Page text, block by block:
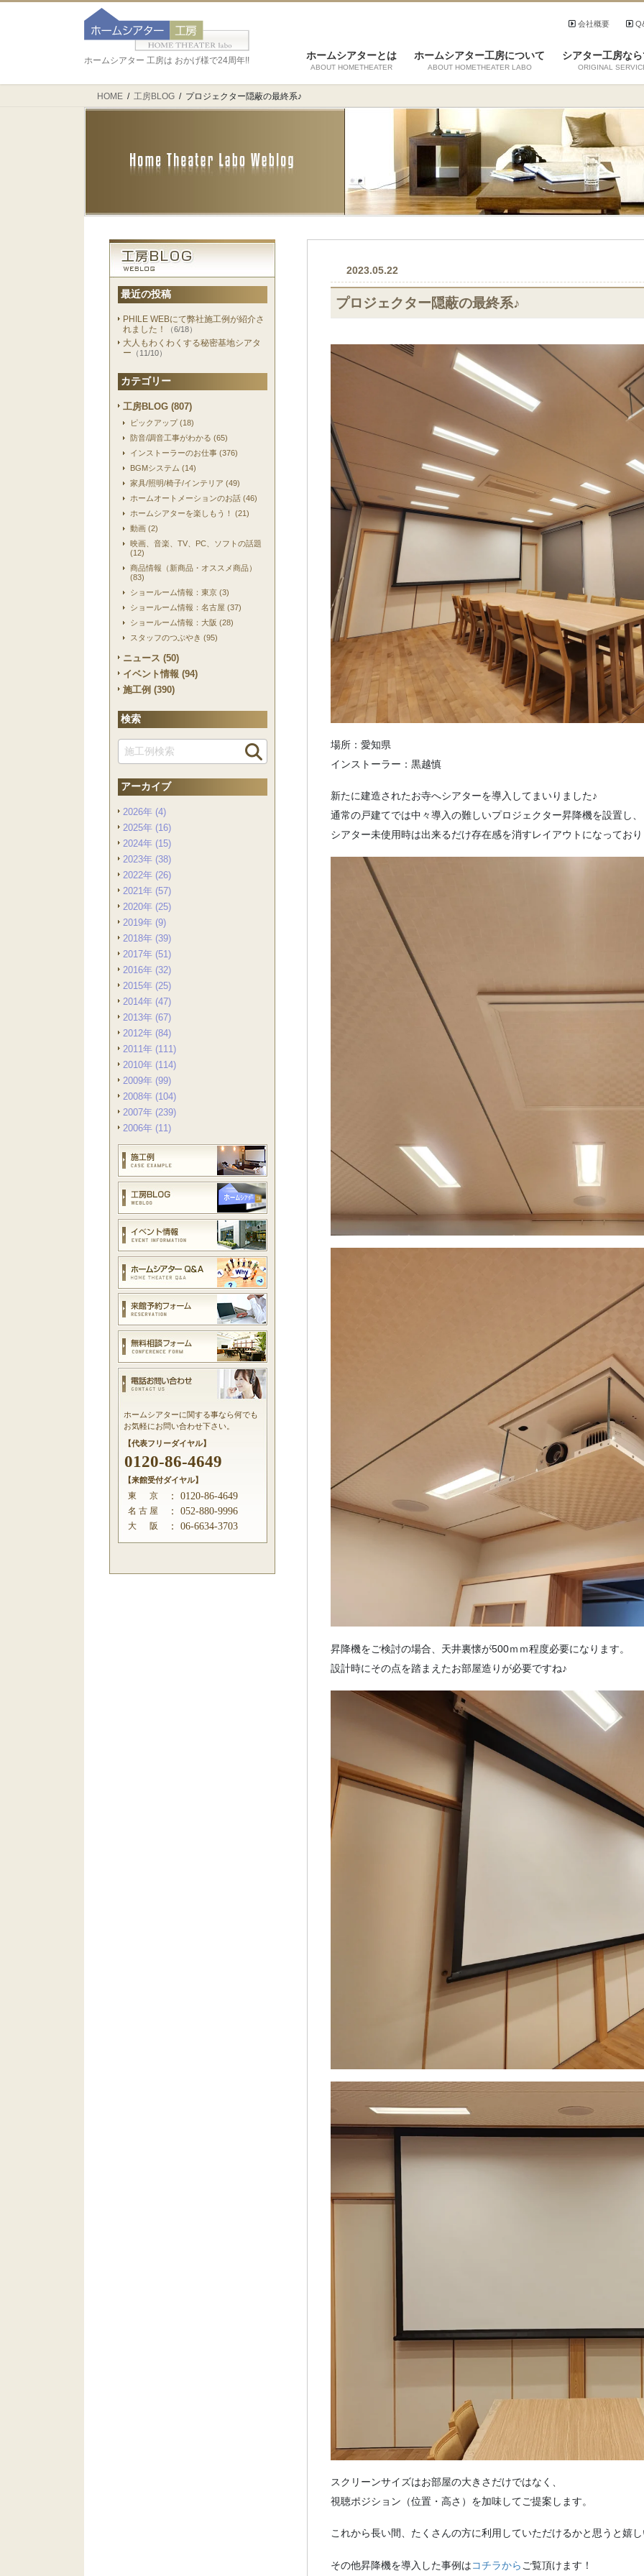
会社概要
ホームシアター 工房は おかげ様で24周年!! ホームシアターとは
ABOUT HOMETHEATER
ホームシアター工房について
ABOUT HOMETHEATER LABO
シアター工房な
ORIGINAL
HOME 工房BLOG プロジェクター隠蔽の最終系♪
最近の投稿
PHILE WEBにて弊社施工例が紹介さ
れました！
（6/18）
大人もわくわくする秘密基地シアタ
ー （11/10）
カテゴリー
工房BLOG (807)
ピックアップ (18)
防音/調音工事がわかる (65)
インストーラーのお仕事 (376)
BGMシステム (14)
家具/照明/椅子/インテリア (49)
ホームオートメーションのお話 (46)
ホームシアターを楽しもう！ (21)
動画 (2)
映画、音楽、TV、PC、ソフトの話題
(12)
商品情報（新商品・オススメ商品）
(83)
ショールーム情報：東京 (3)
ショールーム情報：名古屋 (37)
ショールーム情報：大阪 (28)
スタッフのつぶやき (95)
ニュース (50)
イベント情報 (94)
施工例 (390)
検索
アーカイブ
2026年 (4)
2025年 (16)
2024年 (15)
2023年 (38)
2022年 (26)
2021年 (57)
2020年 (25)
2019年 (9)
2018年 (39)
2017年 (51)
2016年 (32)
2015年 (25)
2014年 (47)
2013年 (67)
2012年 (84)
2011年 (111)
2010年 (114)
2009年 (99)
2008年 (104)
2007年 (239)
2006年 (11)
ホームシアターに関する事なら何でも
お気軽にお問い合わせ下さい。
【代表フリーダイヤル】
0120-86-4649
【来館受付ダイヤル】
東 京 ： 0120-86-4649
名 古 屋 ： 052-880-9996
大 阪 ： 06-6634-3703
2023.05.22
プロジェクター隠蔽の最終系♪
場所：愛知県
インストーラー：黒越慎
新たに建造されたお寺へシアターを導入してまいりました♪
通常の戸建てでは中々導入の難しいプロジェクター昇降機を設置し、
シアター未使用時は出来るだけ存在感を消すレイアウトになってお
昇降機をご検討の場合、天井裏懐が500ｍｍ程度必要になります。
設計時にその点を踏まえたお部屋造りが必要ですね♪
スクリーンサイズはお部屋の大きさだけではなく、
視聴ポジション（位置・高さ）を加味してご提案します。
これから長い間、たくさんの方に利用していただけるかと思うと嬉
その他昇降機を導入した事例はコチラから ご覧頂けます！